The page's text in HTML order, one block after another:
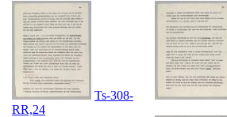
Ts-308-
RR,24